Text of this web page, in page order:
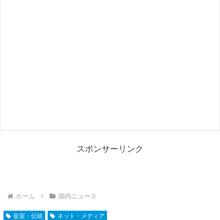
スポンサーリンク
ホーム 国内ニュース
皇室・伝統 ネット・メディア